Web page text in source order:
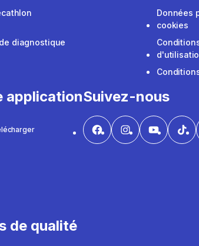
diagnostique
Données
cookies
applicationSuivez-nous
de qualité